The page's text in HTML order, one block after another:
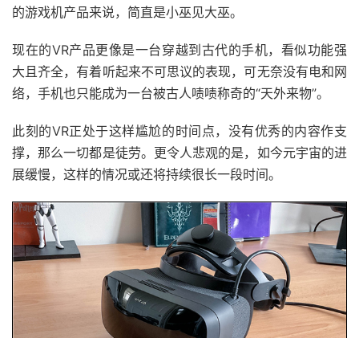
的游戏机产品来说，简直是小巫见大巫。
现在的VR产品更像是一台穿越到古代的手机，看似功能强
大且齐全，有着听起来不可思议的表现，可无奈没有电和网
络，手机也只能成为一台被古人啧啧称奇的“天外来物”。
此刻的VR正处于这样尴尬的时间点，没有优秀的内容作支
撑，那么一切都是徒劳。更令人悲观的是，如今元宇宙的进
展缓慢，这样的情况或还将持续很长一段时间。